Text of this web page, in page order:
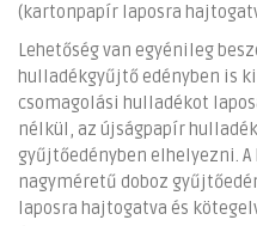
(kartonpapír laposra
Lehetőség van egyénileg
hulladékgyűjtő edényben is
csomagolási hulladékot
nélkül, az újságpapír
gyűjtőedényben elhelyezni.
nagyméretű doboz
laposra hajtogatva és